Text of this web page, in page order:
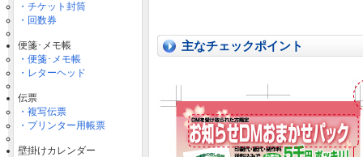
・チケット封筒
・回数券
便箋･メモ帳
・便箋･メモ帳
・レターヘッド
伝票
・複写伝票
・プリンター用帳票
壁掛けカレンダー
主なチェックポイント